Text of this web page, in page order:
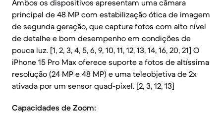
Ambos os dispositivos apresentam uma câmara
principal de 48 MP com estabilização ótica de imagem
de segunda geração, que captura fotos com alto nível
de detalhe e bom desempenho em condições de
pouca luz. [1, 2, 3, 4, 5, 6, 9, 10, 11, 12, 13, 14, 16, 20, 21] O
iPhone 15 Pro Max oferece suporte a fotos de altíssima
resolução (24 MP e 48 MP) e uma teleobjetiva de 2x
ativada por um sensor quad-pixel. [2, 3, 12, 13]
Capacidades de Zoom: